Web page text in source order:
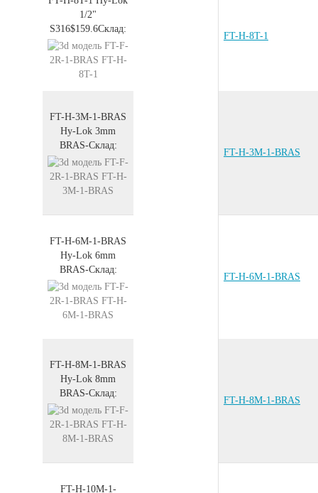
1/2"
S316$159.6Склад:
FT-H-8T-1
FT-H-3M-1-BRAS
Hy-Lok 3mm
BRAS-Склад:
FT-H-3M-1-BRAS
FT-H-6M-1-BRAS
Hy-Lok 6mm
BRAS-Склад:
FT-H-6M-1-BRAS
FT-H-8M-1-BRAS
Hy-Lok 8mm
BRAS-Склад:
FT-H-8M-1-BRAS
FT-H-10M-1-